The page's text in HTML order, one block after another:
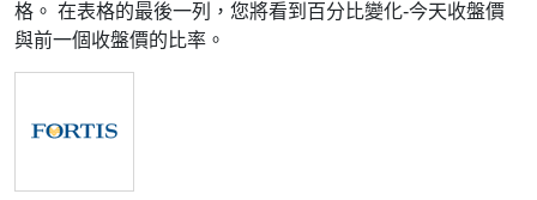
格。 在表格的最後一列，您將看到百分比變化-今天收盤價
與前一個收盤價的比率。